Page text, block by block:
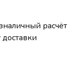
расчёт